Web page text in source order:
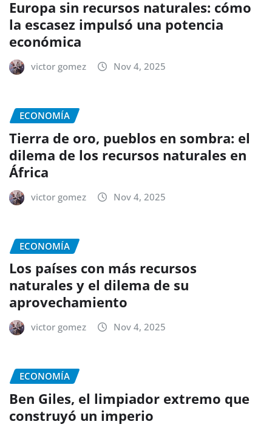
Europa sin recursos naturales: cómo
la escasez impulsó una potencia
económica
victor gomez Nov 4, 2025
ECONOMÍA
Tierra de oro, pueblos en sombra: el
dilema de los recursos naturales en
África
victor gomez Nov 4, 2025
ECONOMÍA
Los países con más recursos
naturales y el dilema de su
aprovechamiento
victor gomez Nov 4, 2025
ECONOMÍA
Ben Giles, el limpiador extremo que
construyó un imperio